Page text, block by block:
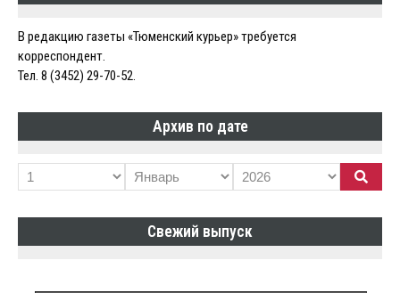
В редакцию газеты «Тюменский курьер» требуется
корреспондент.
Тел. 8 (3452) 29-70-52.
Архив по дате
Свежий выпуск